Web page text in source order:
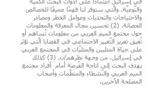
في إسرائيل اعتمادًا على أدوات البحث الكمّيّة
والنّوعيّة، والّتي ستوفر لنا فهمًا عميقًا للخصائص
والاحتياجات والتحديات وعوامل الخطر ومصادر
الحصانة، (2) تحسين مجال المعرفة والمعلومات
حول مجتمع الميم العربي من معلومات تُساهم أو
تُعيق تعزيز التّغيير الاجتماعي في القضايا الّتي تؤثر
على حياة المثليين والمثليّات في المجتمع العربي
في إسرائيل، من وجهة نظرهم/ن. (3) كذلك
يهدف البحث إلى اتاحة الفُرصة أمام أفراد مجتمع
الميم العربي والنّشطاء والمنظّمات وأصحاب
المصلحة الآخرين.